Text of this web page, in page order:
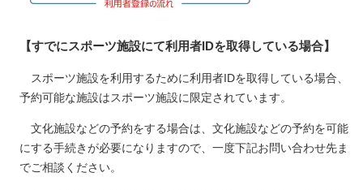
【すでにスポーツ施設にて利用者IDを取得している場合】
スポーツ施設を利用するために利用者IDを取得している場合、
予約可能な施設はスポーツ施設に限定されています。
文化施設などの予約をする場合は、文化施設などの予約を可能
にする手続きが必要になりますので、一度下記お問い合わせ先ま
でご相談ください。